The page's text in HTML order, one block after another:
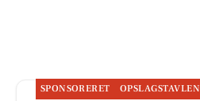
SPONSORERET OPSLAGSTAVLEN